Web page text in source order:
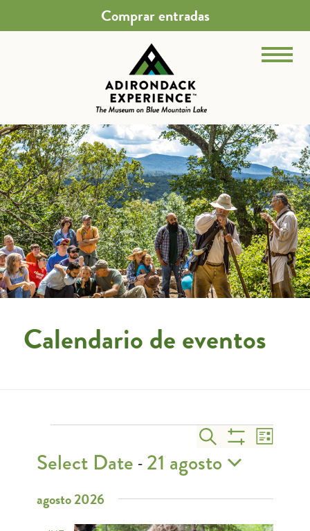
Comprar entradas
Calendario de eventos
Eventos Navegación
de
y
Buscar
Mostrar
de
Lista
Select Date - 21 agosto
fecha.
agosto 2026